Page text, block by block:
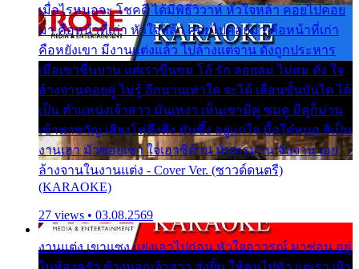
เมื่อไรหนอจะ โชคดี ได้มีพิธีวิวาห์ หัวใจหล้า คอยไปคอย
มา คือหน้าที่เก่า หัวใจหล้า คอยไปคอยมา คือหน้าที่เก่า
คือหยังเขา มีงานแต่งแล้ว ไปล้างแต่จาน ดั่งถูกประหาร
เมื่อเขาชื่นบาน แต่เราขื่นขม โอ้ รัก ลอยลม ไม่สม ดัง ใจ
ล้างจานคอยคู่ ไม่รู้ อีกนานเท่าใด จะได้ เลื่อนขั้นบันได ได้
เป็น ตำแหน่งเจ้าสาว มันเหงา เห็นเขามีคู่ ซมดู มีคู่ก็ม่วน
เข้าพาขวัญ เสียงโห่ตึงตึง มันซึ้ง อยู่แก่ใจ มื้อใด๋หนอ สิเป็น
งานเฮา มัวซอยเขา ใจเฮาซิด้าน มันทรมาน จับจาน เอย…
ล้างจานในงานแต่ง - Cover Ver. (ซาวด์ดนตรี)
(KARAOKE)
27 views • 03.08.2569
งานแต่ง เขาแซง แย่งเอาไปก่อน หัวใจอาวรณ์ มาซ่อน อยู่